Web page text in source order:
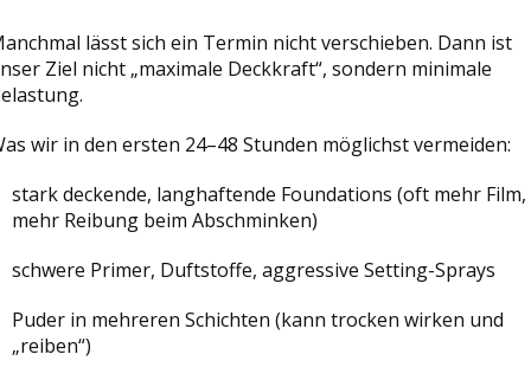
lässt sich ein Termin nicht verschieben. Dann ist
Ziel nicht „maximale Deckkraft“, sondern minimale
wir in den ersten 24–48 Stunden möglichst vermeiden:
stark deckende, langhaftende Foundations (oft mehr Film,
mehr Reibung beim Abschminken)
schwere Primer, Duftstoffe, aggressive Setting-Sprays
Puder in mehreren Schichten (kann trocken wirken und
„reiben“)